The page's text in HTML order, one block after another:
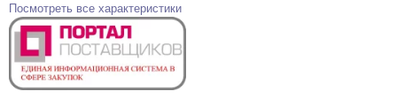
Посмотреть все характеристики